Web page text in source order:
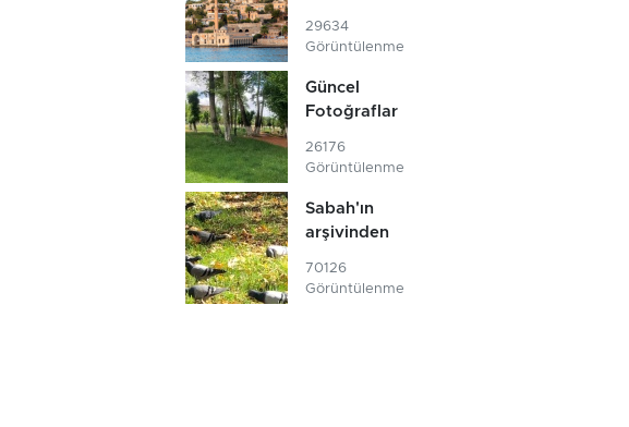
29634
Görüntülenme
Güncel
Fotoğraflar
26176
Görüntülenme
Sabah'ın
arşivinden
70126
Görüntülenme